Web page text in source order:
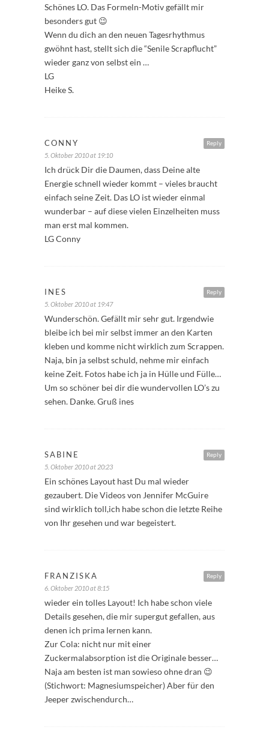
Schönes LO. Das Formeln-Motiv gefällt mir
besonders gut 😉
Wenn du dich an den neuen Tagesrhythmus
gwöhnt hast, stellt sich die “Senile Scrapflucht”
wieder ganz von selbst ein …
LG
Heike S.
Reply
CONNY
5. Oktober 2010 at 19:10
Ich drück Dir die Daumen, dass Deine alte
Energie schnell wieder kommt – vieles braucht
einfach seine Zeit. Das LO ist wieder einmal
wunderbar – auf diese vielen Einzelheiten muss
man erst mal kommen.
LG Conny
Reply
INES
5. Oktober 2010 at 19:47
Wunderschön. Gefällt mir sehr gut. Irgendwie
bleibe ich bei mir selbst immer an den Karten
kleben und komme nicht wirklich zum Scrappen.
Naja, bin ja selbst schuld, nehme mir einfach
keine Zeit. Fotos habe ich ja in Hülle und Fülle…
Um so schöner bei dir die wundervollen LO’s zu
sehen. Danke. Gruß ines
Reply
SABINE
5. Oktober 2010 at 20:23
Ein schönes Layout hast Du mal wieder
gezaubert. Die Videos von Jennifer McGuire
sind wirklich toll,ich habe schon die letzte Reihe
von Ihr gesehen und war begeistert.
Reply
FRANZISKA
6. Oktober 2010 at 8:15
wieder ein tolles Layout! Ich habe schon viele
Details gesehen, die mir supergut gefallen, aus
denen ich prima lernen kann.
Zur Cola: nicht nur mit einer
Zuckermalabsorption ist die Originale besser…
Naja am besten ist man sowieso ohne dran 😉
(Stichwort: Magnesiumspeicher) Aber für den
Jeeper zwischendurch…